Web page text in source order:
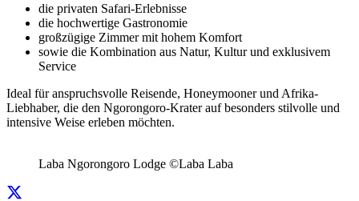
die privaten Safari-Erlebnisse
die hochwertige Gastronomie
großzügige Zimmer mit hohem Komfort
sowie die Kombination aus Natur, Kultur und exklusivem
Service
Ideal für anspruchsvolle Reisende, Honeymooner und Afrika-
Liebhaber, die den Ngorongoro-Krater auf besonders stilvolle und
intensive Weise erleben möchten.
Laba Ngorongoro Lodge ©Laba Laba